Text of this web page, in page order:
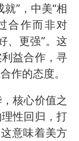
”，中美“相
合作而非对
、更强”。这
益合作，寻
作的态度。
核心价值之
性回归，打
意味着美方